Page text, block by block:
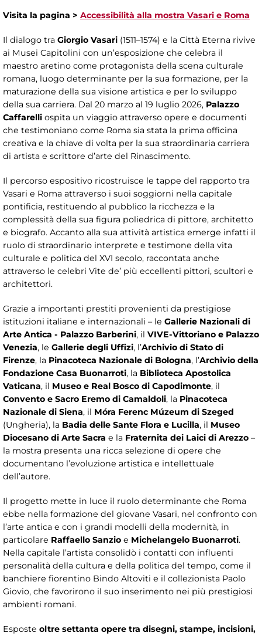
Visita la pagina > Accessibilità alla mostra Vasari e Roma
Il dialogo tra Giorgio Vasari (1511–1574) e la Città Eterna rivive
ai Musei Capitolini con un’esposizione che celebra il
maestro aretino come protagonista della scena culturale
romana, luogo determinante per la sua formazione, per la
maturazione della sua visione artistica e per lo sviluppo
della sua carriera. Dal 20 marzo al 19 luglio 2026, Palazzo
Caffarelli ospita un viaggio attraverso opere e documenti
che testimoniano come Roma sia stata la prima officina
creativa e la chiave di volta per la sua straordinaria carriera
di artista e scrittore d’arte del Rinascimento.
Il percorso espositivo ricostruisce le tappe del rapporto tra
Vasari e Roma attraverso i suoi soggiorni nella capitale
pontificia, restituendo al pubblico la ricchezza e la
complessità della sua figura poliedrica di pittore, architetto
e biografo. Accanto alla sua attività artistica emerge infatti il
ruolo di straordinario interprete e testimone della vita
culturale e politica del XVI secolo, raccontata anche
attraverso le celebri Vite de’ più eccellenti pittori, scultori e
architettori.
Grazie a importanti prestiti provenienti da prestigiose
istituzioni italiane e internazionali – le Gallerie Nazionali di
Arte Antica - Palazzo Barberini, il VIVE-Vittoriano e Palazzo
Venezia, le Gallerie degli Uffizi, l’Archivio di Stato di
Firenze, la Pinacoteca Nazionale di Bologna, l’Archivio della
Fondazione Casa Buonarroti, la Biblioteca Apostolica
Vaticana, il Museo e Real Bosco di Capodimonte, il
Convento e Sacro Eremo di Camaldoli, la Pinacoteca
Nazionale di Siena, il Móra Ferenc Múzeum di Szeged
(Ungheria), la Badia delle Sante Flora e Lucilla, il Museo
Diocesano di Arte Sacra e la Fraternita dei Laici di Arezzo –
la mostra presenta una ricca selezione di opere che
documentano l’evoluzione artistica e intellettuale
dell’autore.
Il progetto mette in luce il ruolo determinante che Roma
ebbe nella formazione del giovane Vasari, nel confronto con
l’arte antica e con i grandi modelli della modernità, in
particolare Raffaello Sanzio e Michelangelo Buonarroti.
Nella capitale l’artista consolidò i contatti con influenti
personalità della cultura e della politica del tempo, come il
banchiere fiorentino Bindo Altoviti e il collezionista Paolo
Giovio, che favorirono il suo inserimento nei più prestigiosi
ambienti romani.
Esposte oltre settanta opere tra disegni, stampe, incisioni,